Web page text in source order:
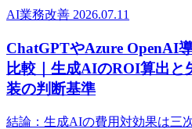
AI業務改善 2026.07.11
ChatGPTやAzure OpenAI
比較｜生成AIのROI算出と
装の判断基準
結論：生成AIの費用対効果は三